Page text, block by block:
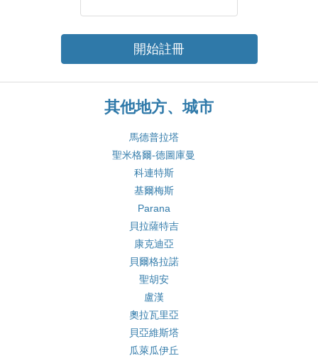
開始註冊
其他地方、城市
馬德普拉塔
聖米格爾-德圖庫曼
科連特斯
基爾梅斯
Parana
貝拉薩特吉
康克迪亞
貝爾格拉諾
聖胡安
盧漢
奧拉瓦里亞
貝亞維斯塔
瓜萊瓜伊丘